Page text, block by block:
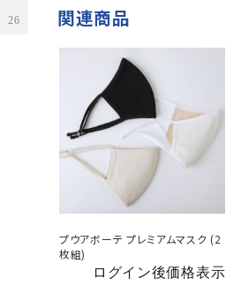
26 関連商品
プウアボーテ プレミアムマスク (2
枚組)
ログイン後価格表示